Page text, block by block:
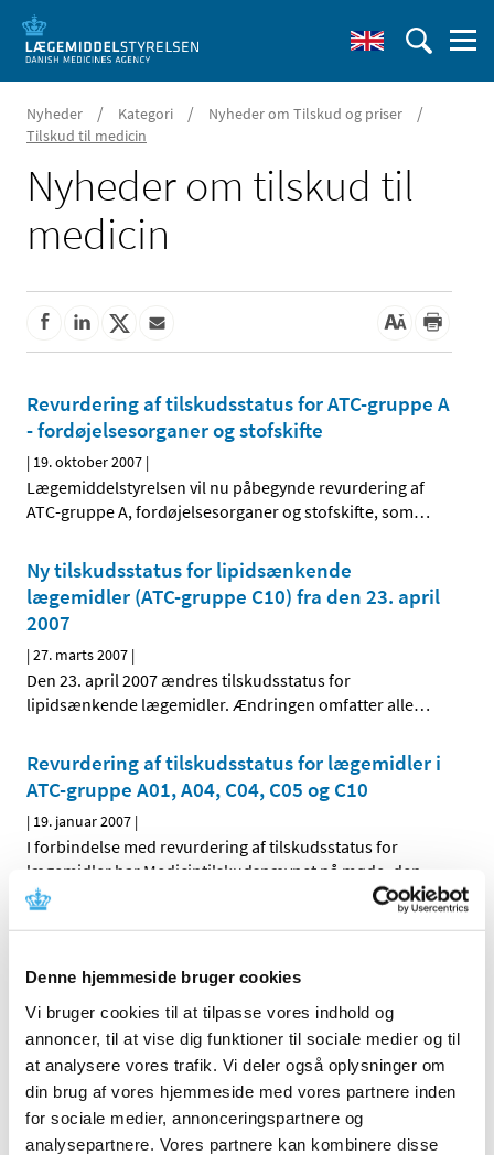
Denne hjemmeside bruger cookies
Vi bruger cookies til at tilpasse vores indhold og
annoncer, til at vise dig funktioner til sociale medier og til
at analysere vores trafik. Vi deler også oplysninger om
din brug af vores hjemmeside med vores partnere inden
for sociale medier, annonceringspartnere og
analysepartnere. Vores partnere kan kombinere disse
Nyheder / Kategori / Nyheder om Tilskud og priser /
Tilskud til medicin
Nyheder om tilskud til
medicin
Revurdering af tilskudsstatus for ATC-gruppe A
- fordøjelsesorganer og stofskifte
| 19. oktober 2007 |
Lægemiddelstyrelsen vil nu påbegynde revurdering af
ATC-gruppe A, fordøjelsesorganer og stofskifte, som…
Ny tilskudsstatus for lipidsænkende
lægemidler (ATC-gruppe C10) fra den 23. april
2007
|27. marts 2007 |
Den 23. april 2007 ændres tilskudsstatus for
lipidsænkende lægemidler. Ændringen omfatter alle…
Revurdering af tilskudsstatus for lægemidler i
ATC-gruppe A01, A04, C04, C05 og C10
| 19. januar 2007 |
I forbindelse med revurdering af tilskudsstatus for
lægemidler har Medicintilskudsnævnet på møde, den
TID
2026 (22)
2025 (13)
2024 (15)
2023 (18)
2022 (10)